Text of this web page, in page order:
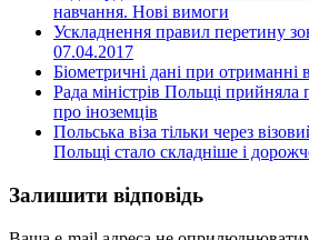
навчання. Нові вимоги
Ускладнення правил перетину
07.04.2017
Біометричні дані при отриманні
Рада міністрів Польщі прийняла
про іноземців
Польська віза тільки через
Польщі стало складніше і
Залишити відповідь